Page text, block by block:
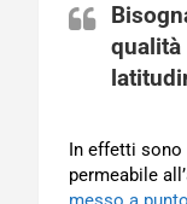
qualità
In effetti
permeabile